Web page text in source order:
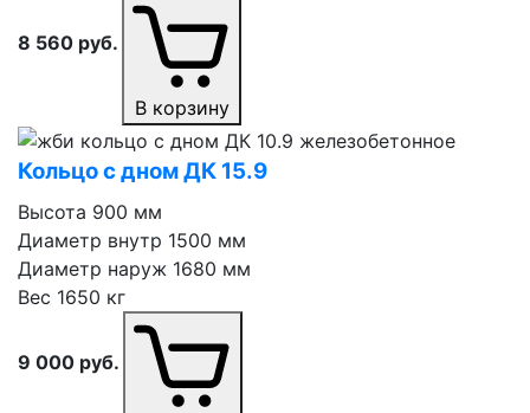
8 560 руб.
В корзину
Кольцо с дном ДК 15.9
Высота 900 мм
Диаметр внутр 1500 мм
Диаметр наруж 1680 мм
Вес 1650 кг
9 000 руб.